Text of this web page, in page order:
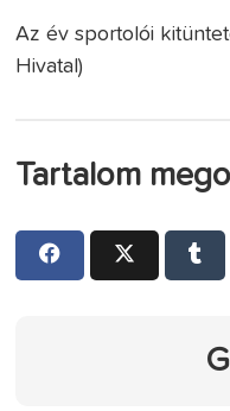
Az év sportolói
Hivatal)
Tartalom